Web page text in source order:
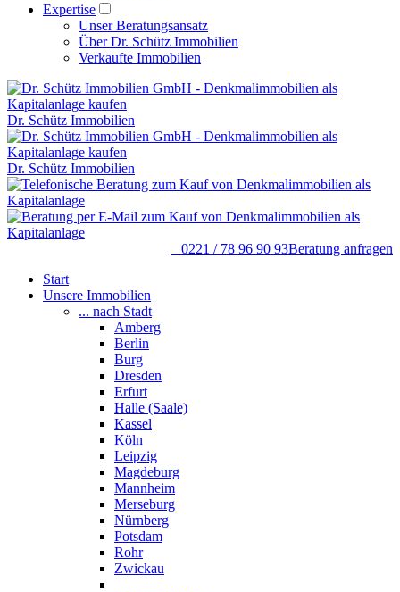
Expertise
Unser Beratungsansatz
Über Dr. Schütz Immobilien
Verkaufte Immobilien
Dr. Schütz Immobilien
Dr. Schütz Immobilien
0221 / 78 96 90 93Beratung anfragen
Start
Unsere Immobilien
... nach Stadt
Amberg
Berlin
Burg
Dresden
Erfurt
Halle (Saale)
Kassel
Köln
Leipzig
Magdeburg
Mannheim
Merseburg
Nürnberg
Potsdam
Rohr
Zwickau